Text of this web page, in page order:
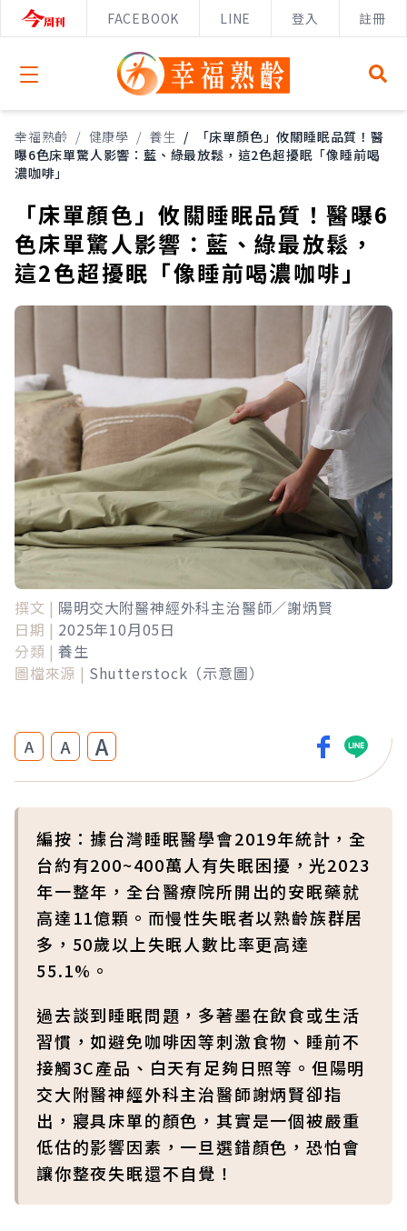
FACEBOOK LINE 登入 註冊
Open menu
幸福熟齡 / 健康學 / 養生 /
「床單顏色」攸關睡眠品質！醫
曝6色床單驚人影響：藍、綠最放鬆，這2色超擾眠「像睡前喝
濃咖啡」
「床單顏色」攸關睡眠品質！醫曝6
色床單驚人影響：藍、綠最放鬆，
這2色超擾眠「像睡前喝濃咖啡」
撰文 | 陽明交大附醫神經外科主治醫師／謝炳賢
日期 | 2025年10月05日
分類 | 養生
圖檔來源 | Shutterstock（示意圖）
A A A
編按：據台灣睡眠醫學會2019年統計，全
台約有200~400萬人有失眠困擾，光2023
年一整年，全台醫療院所開出的安眠藥就
高達11億顆。而慢性失眠者以熟齡族群居
多，50歲以上失眠人數比率更高達
55.1%。
過去談到睡眠問題，多著墨在飲食或生活
習慣，如避免咖啡因等刺激食物、睡前不
接觸3C產品、白天有足夠日照等。但陽明
交大附醫神經外科主治醫師謝炳賢卻指
出，寢具床單的顏色，其實是一個被嚴重
低估的影響因素，一旦選錯顏色，恐怕會
讓你整夜失眠還不自覺！